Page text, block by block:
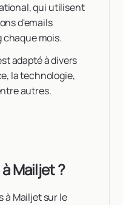
qui utilisent
d'emails
mois.
adapté à divers
la technologie,
autres.
Mailjet ?
à Mailjet sur le